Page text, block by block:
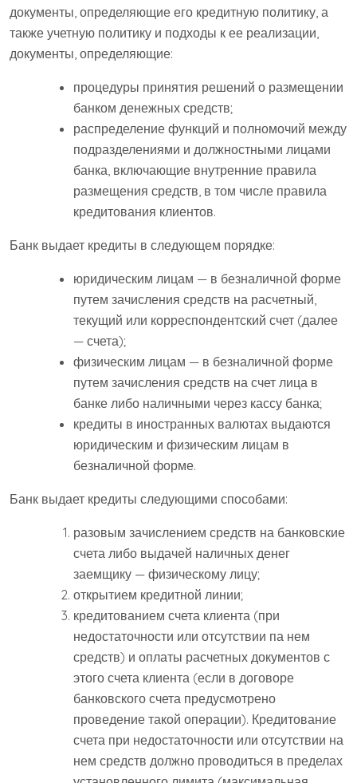
документы, определяющие его кредитную политику, а
также учетную политику и подходы к ее реализации,
документы, определяющие:
процедуры принятия решений о размещении
банком денежных средств;
распределение функций и полномочий между
подразделениями и должностными лицами
банка, включающие внутренние правила
размещения средств, в том числе правила
кредитования клиентов.
Банк выдает кредиты в следующем порядке:
юридическим лицам — в безналичной форме
путем зачисления средств на расчетный,
текущий или корреспондентский счет (далее
— счета);
физическим лицам — в безналичной форме
путем зачисления средств на счет лица в
банке либо наличными через кассу банка;
кредиты в иностранных валютах выдаются
юридическим и физическим лицам в
безналичной форме.
Банк выдает кредиты следующими способами:
разовым зачислением средств на банковские
счета либо выдачей наличных денег
заемщику — физическому лицу;
открытием кредитной линии;
кредитованием счета клиента (при
недостаточности или отсутствии па нем
средств) и оплаты расчетных документов с
этого счета клиента (если в договоре
банковского счета предусмотрено
проведение такой операции). Кредитование
счета при недостаточности или отсутствии на
нем средств должно проводиться в пределах